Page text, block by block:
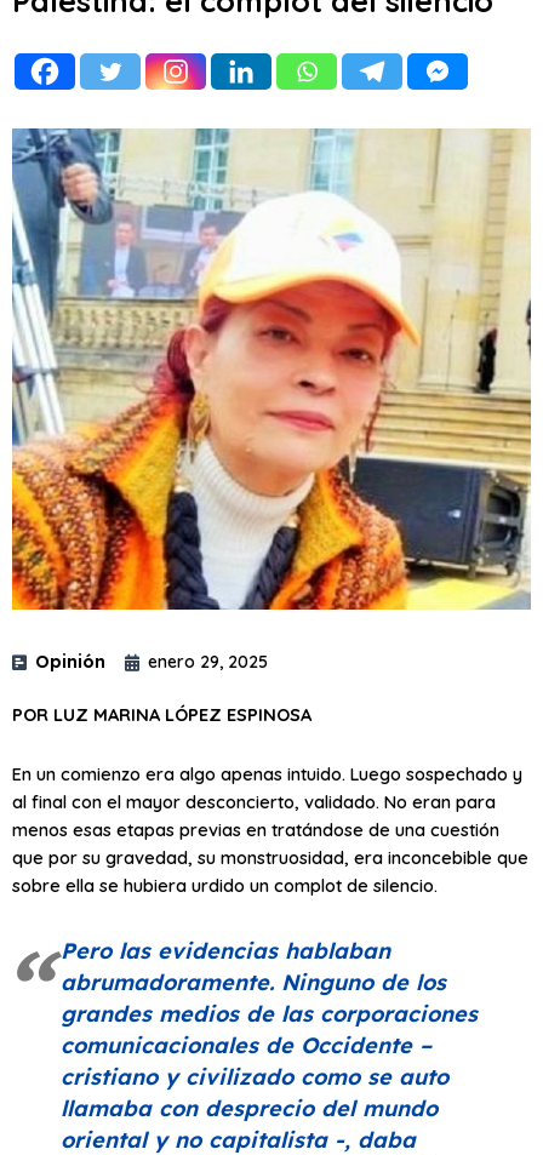
Opinión enero 29, 2025
POR LUZ MARINA LÓPEZ ESPINOSA
En un comienzo era algo apenas intuido. Luego sospechado y
al final con el mayor desconcierto, validado. No eran para
menos esas etapas previas en tratándose de una cuestión
que por su gravedad, su monstruosidad, era inconcebible que
sobre ella se hubiera urdido un complot de silencio.
Pero las evidencias hablaban
abrumadoramente. Ninguno de los
grandes medios de las corporaciones
comunicacionales de Occidente –
cristiano y civilizado como se auto
llamaba con desprecio del mundo
oriental y no capitalista -, daba